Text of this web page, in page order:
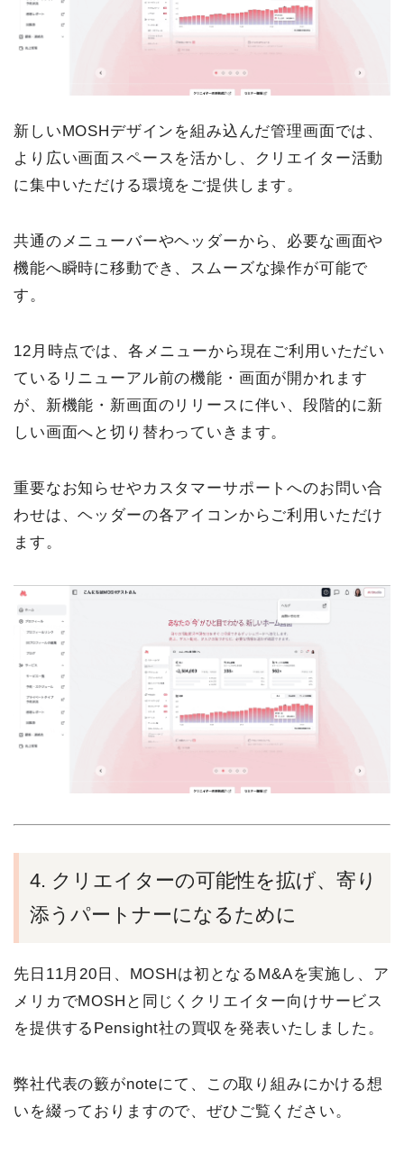
新しいMOSHデザインを組み込んだ管理画面では、
より広い画面スペースを活かし、クリエイター活動
に集中いただける環境をご提供します。
共通のメニューバーやヘッダーから、必要な画面や
機能へ瞬時に移動でき、スムーズな操作が可能で
す。
12月時点では、各メニューから現在ご利用いただい
ているリニューアル前の機能・画面が開かれます
が、新機能・新画面のリリースに伴い、段階的に新
しい画面へと切り替わっていきます。
重要なお知らせやカスタマーサポートへのお問い合
わせは、ヘッダーの各アイコンからご利用いただけ
ます。
4. クリエイターの可能性を拡げ、寄り
添うパートナーになるために
先日11月20日、MOSHは初となるM&Aを実施し、ア
メリカでMOSHと同じくクリエイター向けサービス
を提供するPensight社の買収を発表いたしました。
弊社代表の籔がnoteにて、この取り組みにかける想
いを綴っておりますので、ぜひご覧ください。